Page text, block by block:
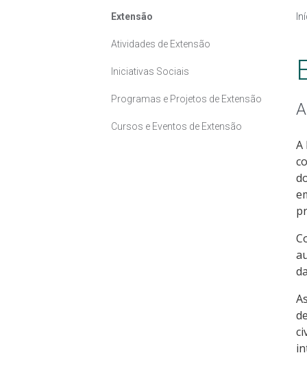
Extensão
Atividades de Extensão
Iniciativas Sociais
Programas e Projetos de Extensão
Cursos e Eventos de Extensão
A